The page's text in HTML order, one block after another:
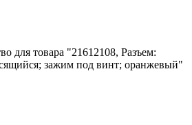
для товара "21612108, Разъем:
зажим под винт; оранжевый"